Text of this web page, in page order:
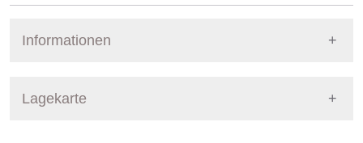
Informationen
Lagekarte